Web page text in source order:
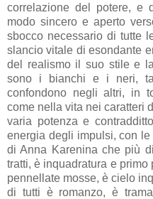
correlazione del potere, e
modo sincero e aperto
sbocco necessario di tutte
slancio vitale di esondante
del realismo il suo stile e
sono i bianchi e i neri,
confondono negli altri, in
come nella vita nei caratteri
varia potenza e
energia degli impulsi, con
di Anna Karenina che più
tratti, è inquadratura e
pennellate mosse, è cielo
di tutti è romanzo, è